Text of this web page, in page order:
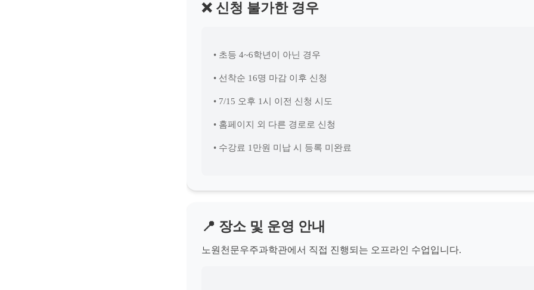
❌ 신청 불가한 경우
• 초등 4~6학년이 아닌 경우
• 선착순 16명 마감 이후 신청
• 7/15 오후 1시 이전 신청 시도
• 홈페이지 외 다른 경로로 신청
• 수강료 1만원 미납 시 등록 미완료
📍 장소 및 운영 안내
노원천문우주과학관에서 직접 진행되는 오프라인 수업입니다.